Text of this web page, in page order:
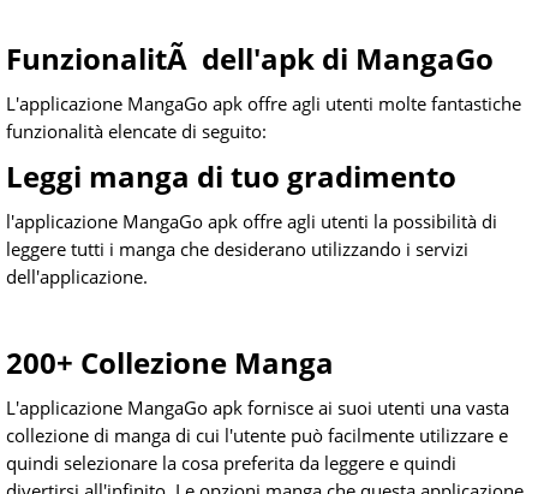
FunzionalitÃ dell'apk di MangaGo
L'applicazione MangaGo apk offre agli utenti molte fantastiche
funzionalità elencate di seguito:
Leggi manga di tuo gradimento
l'applicazione MangaGo apk offre agli utenti la possibilità di
leggere tutti i manga che desiderano utilizzando i servizi
dell'applicazione.
200+ Collezione Manga
L'applicazione MangaGo apk fornisce ai suoi utenti una vasta
collezione di manga di cui l'utente può facilmente utilizzare e
quindi selezionare la cosa preferita da leggere e quindi